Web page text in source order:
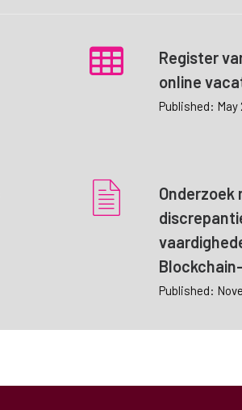
Register
online
Published: May
Onderzoek
Published: